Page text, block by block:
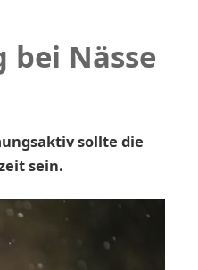
Nässe
sollte die
sein.